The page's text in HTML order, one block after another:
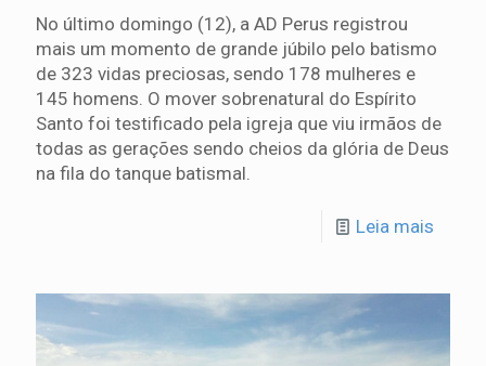
No último domingo (12), a AD Perus registrou
mais um momento de grande júbilo pelo batismo
de 323 vidas preciosas, sendo 178 mulheres e
145 homens. O mover sobrenatural do Espírito
Santo foi testificado pela igreja que viu irmãos de
todas as gerações sendo cheios da glória de Deus
na fila do tanque batismal.
Leia mais